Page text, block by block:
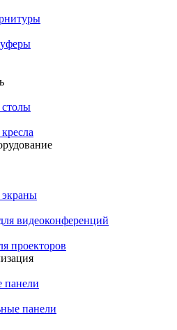
видеоконференций
проекторов
панели
панели